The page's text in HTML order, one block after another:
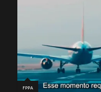
FPPA